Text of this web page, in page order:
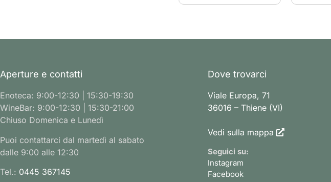
Aperture e contatti
Enoteca: 9:00-12:30 | 15:30-19:30
WineBar: 9:00-12:30 | 15:30-21:00
Chiuso Domenica e Lunedì
Puoi contattarci dal martedì al sabato
dalle 9:00 alle 12:30
Tel.: 0445 367145
Dove trovarci
Viale Europa, 71
36016 – Thiene (VI)
Vedi sulla mappa
Seguici su:
Instagram
Facebook